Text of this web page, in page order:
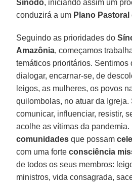
Sínodo, iniciando assim um
conduzirá a um Plano
Seguindo as prioridades do
Amazônia, começamos
temáticos prioritários. Sentimos
dialogar, encarnar-se, de
leigos, as mulheres, os povos
quilombolas, no atuar da Igreja.
comunicar, influenciar, resistir,
acolhe as vítimas da pandemia.
comunidades que possam
com uma forteconsciência
de todos os seus membros:
ministros, vida consagrada,